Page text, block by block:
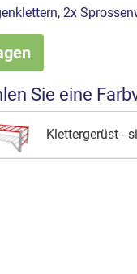
2x
Sie eine
Klettergerüst -